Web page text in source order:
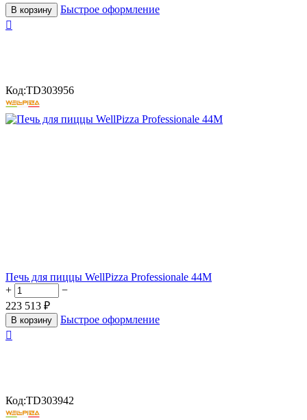
В корзину
Быстрое оформление

Код:TD303956
Печь для пиццы WellPizza Professionale 44M
+
−
223 513 ₽
В корзину
Быстрое оформление

Код:TD303942